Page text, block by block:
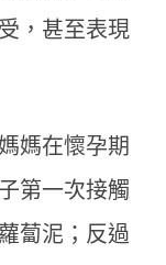
，甚至表現
媽在懷孕期
第一次接觸
蔔泥；反過